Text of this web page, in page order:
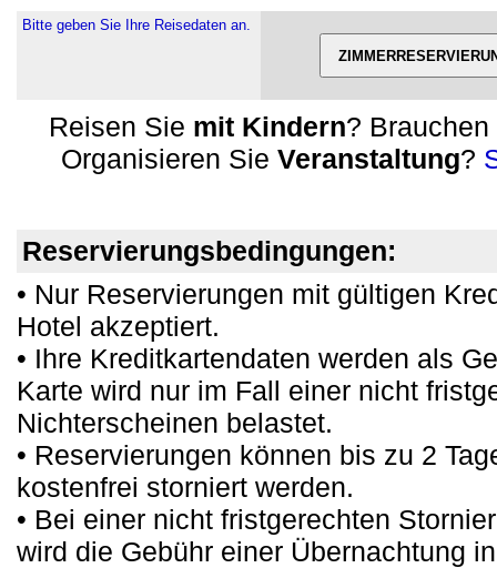
Bitte geben Sie Ihre Reisedaten an.
Reisen Sie mit Kindern?
Organisieren Sie Veranstaltung?
Reservierungsbedingungen:
• Nur Reservierungen mit gültigen
Hotel akzeptiert.
• Ihre Kreditkartendaten werden als
Karte wird nur im Fall einer nicht
Nichterscheinen belastet.
• Reservierungen können bis zu 2
kostenfrei storniert werden.
• Bei einer nicht fristgerechten
wird die Gebühr einer Übernachtung